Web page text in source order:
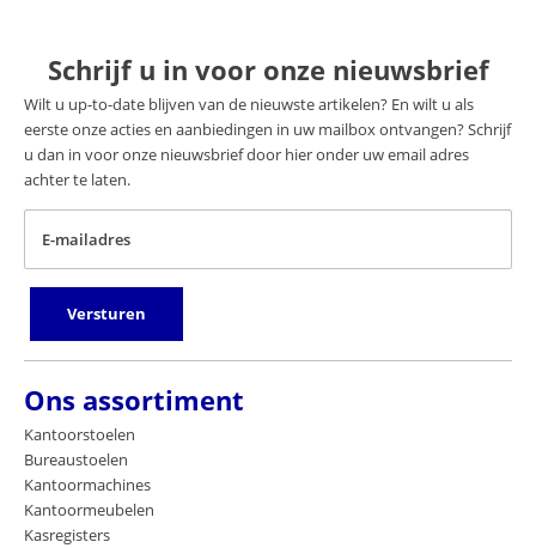
Schrijf u in voor onze nieuwsbrief
Wilt u up-to-date blijven van de nieuwste artikelen? En wilt u als
eerste onze acties en aanbiedingen in uw mailbox ontvangen? Schrijf
u dan in voor onze nieuwsbrief door hier onder uw email adres
achter te laten.
E-mailadres
Versturen
Ons assortiment
Kantoorstoelen
Bureaustoelen
Kantoormachines
Kantoormeubelen
Kasregisters